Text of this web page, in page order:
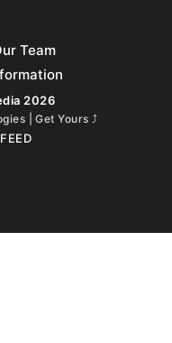
Team
2026
| Get Yours⤴︎